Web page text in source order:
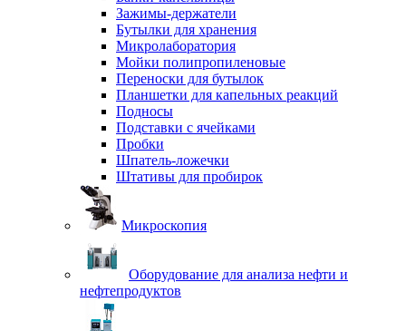
Зажимы-держатели
Бутылки для хранения
Микролаборатория
Мойки полипропиленовые
Переноски для бутылок
Планшетки для капельных реакций
Подносы
Подставки с ячейками
Пробки
Шпатель-ложечки
Штативы для пробирок
Микроскопия
Оборудование для анализа нефти и
нефтепродуктов